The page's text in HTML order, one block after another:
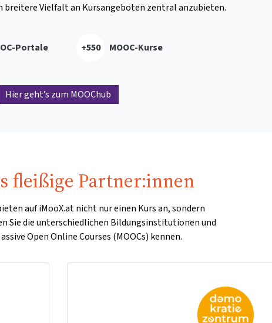
breitere Vielfalt an Kursangeboten zentral anzubieten.
Portale +550 MOOC-Kurse
Hier geht’s zum MOOChub
fleißige Partner:innen
auf iMooX.at nicht nur einen Kurs an, sondern
Sie die unterschiedlichen Bildungsinstitutionen und
Open Online Courses (MOOCs) kennen.